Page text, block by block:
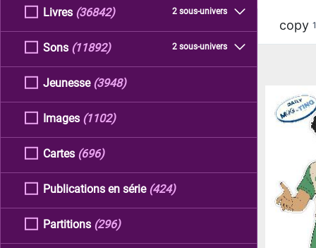
Livres 2 sous-univers
(36842)
Sons 2 sous-univers
(11892)
Jeunesse (3948)
Images (1102)
Cartes (696)
Publications en série (424)
Partitions (296)
copy